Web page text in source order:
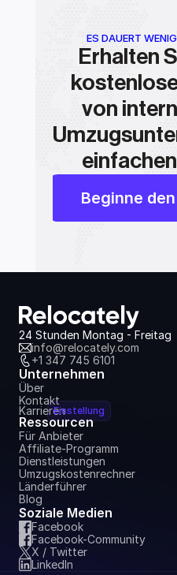
ES DAUERT
Erhalten
von
Beginne
24 Stunden Montag - Freitag
info@relocately.com
+1 347 745 6101
Unternehmen
Über
Kontakt
KarrierenEinstellung
Ressourcen
Für Anbieter
Affiliate-Programm
Dienstleistungen
Umzugskostenrechner
Länderführer
Blog
Soziale Medien
Facebook
Facebook-Community
X / Twitter
LinkedIn